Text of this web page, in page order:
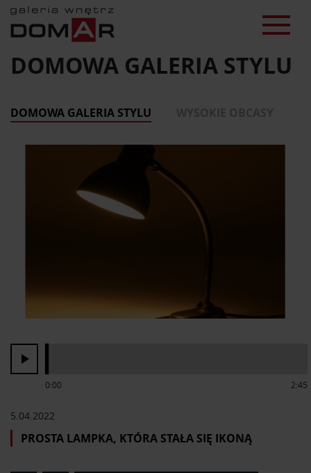
DOMOWA GALERIA STYLU
DOMOWA GALERIA STYLU
5.04.2022
PROSTA LAMPKA, KTÓRA STAŁA SIĘ IKONĄ
0:00 2:45